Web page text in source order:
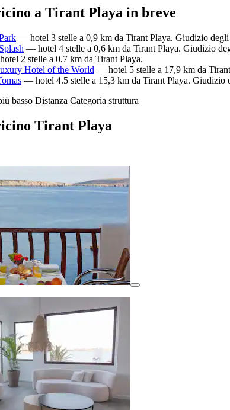
a Tirant Playa in breve
— hotel 3 stelle a 0,9 km da Tirant Playa. Giudizio
— hotel 4 stelle a 0,6 km da Tirant Playa. Giudizio
2 stelle a 0,7 km da Tirant Playa.
Hotel of the World — hotel 5 stelle a 17,9 km da
— hotel 4.5 stelle a 15,3 km da Tirant Playa.
basso Distanza Categoria struttura
Tirant Playa